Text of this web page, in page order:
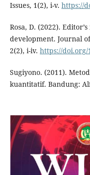
Issues, 1(2), i-v. https://
Rosa, D. (2022).
development. Journal
2(2), i-iv. https://doi.org/
Sugiyono. (2011).
kuantitatif. Bandung: